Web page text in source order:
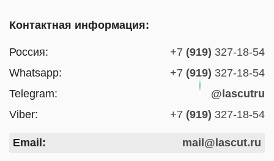
Контактная информация:
Россия: +7 (919) 327-18-54
Whatsapp:
+7 (919) 327-18-54
Telegram:
@lascutru
Viber:
+7 (919) 327-18-54
Email: mail@lascut.ru